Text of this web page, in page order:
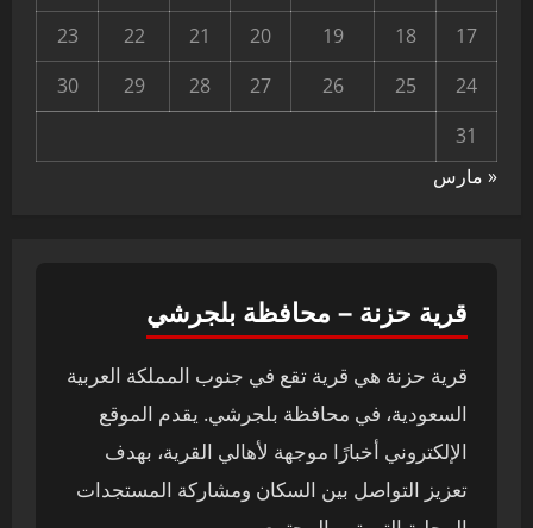
17
18
19
20
21
22
23
24
25
26
27
28
29
30
31
« مارس
قرية حزنة – محافظة بلجرشي
قرية حزنة هي قرية تقع في جنوب المملكة العربية
السعودية، في محافظة بلجرشي. يقدم الموقع
الإلكتروني أخبارًا موجهة لأهالي القرية، بهدف
تعزيز التواصل بين السكان ومشاركة المستجدات